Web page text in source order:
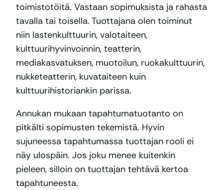
toimistotöitä. Vastaan sopimuksista ja rahasta
tavalla tai toisella. Tuottajana olen toiminut
niin lastenkulttuurin, valotaiteen,
kulttuurihyvinvoinnin, teatterin,
mediakasvatuksen, muotoilun, ruokakulttuurin,
nukketeatterin, kuvataiteen kuin
kulttuurihistoriankin parissa.
Annukan mukaan tapahtumatuotanto on
pitkälti sopimusten tekemistä. Hyvin
sujuneessa tapahtumassa tuottajan rooli ei
näy ulospäin. Jos joku menee kuitenkin
pieleen, silloin on tuottajan tehtävä kertoa
tapahtuneesta.